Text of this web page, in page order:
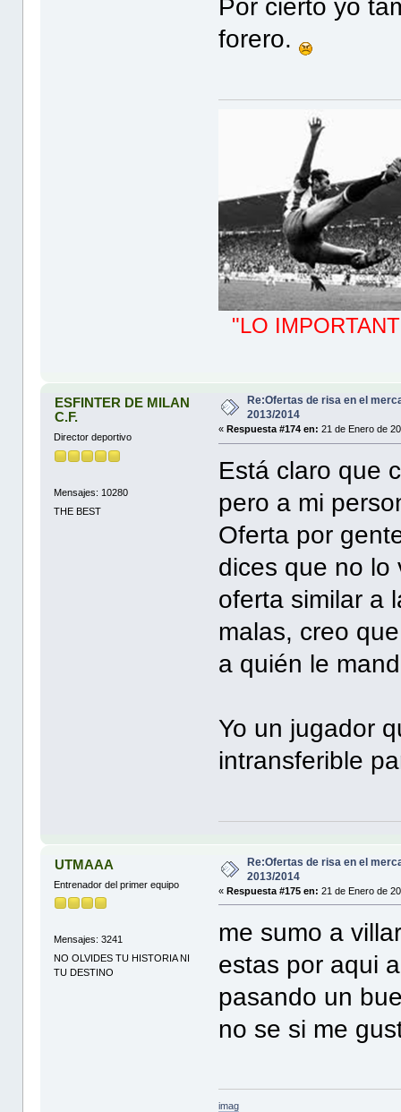
Por cierto yo
forero.
"LO
ESFINTER DE MILAN
C.F.
Director deportivo
Mensajes: 10280
THE BEST
Re:Ofertas de risa en el
2013/2014
« Respuesta #174 en: 21 de Enero de
Está claro que
pero a mi
Oferta por
dices que no lo
oferta similar a
malas, creo
a quién le
Yo un jugador
intransferible
UTMAAA
Entrenador del primer equipo
Mensajes: 3241
NO OLVIDES TU HISTORIA NI
TU DESTINO
Re:Ofertas de risa en el
2013/2014
«Respuesta #175 en: 21 de Enero de
me sumo a
estas por aqui
pasando un
no se si me
imag